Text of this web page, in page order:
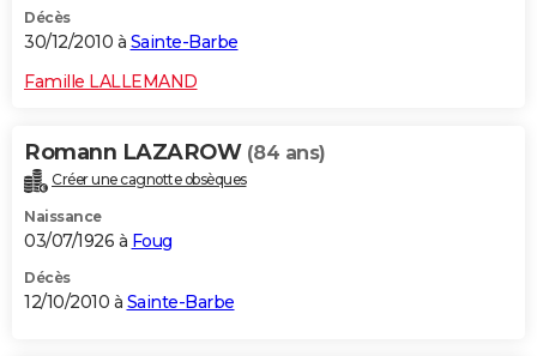
Décès
30/12/2010 à Sainte-Barbe
Famille LALLEMAND
Romann LAZAROW (84 ans)
Créer une cagnotte obsèques
Naissance
03/07/1926 à Foug
Décès
12/10/2010 à Sainte-Barbe